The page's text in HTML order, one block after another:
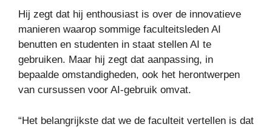
Hij zegt dat hij enthousiast is over de innovatieve
manieren waarop sommige faculteitsleden AI
benutten en studenten in staat stellen AI te
gebruiken. Maar hij zegt dat aanpassing, in
bepaalde omstandigheden, ook het herontwerpen
van cursussen voor AI-gebruik omvat.
“Het belangrijkste dat we de faculteit vertellen is dat